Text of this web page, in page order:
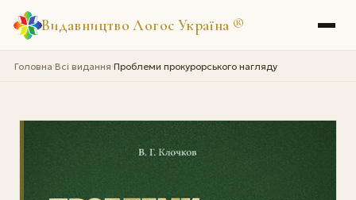
Видавництво Логос Україна ®
Головна›Всі видання›Проблеми прокурорського нагляду